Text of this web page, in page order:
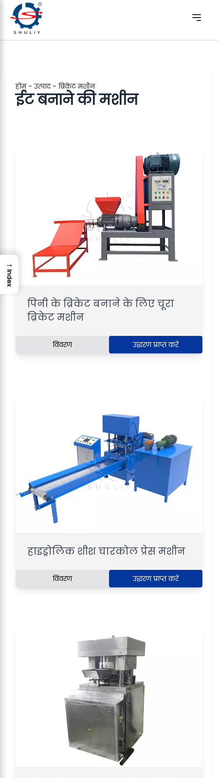
होम-उत्पाद- ब्रिकेट मशीन
ईट बनाने की मशीन
पिनी के ब्रिकेट बनाने के लिए चूरा
ब्रिकेट मशीन
विवरण उद्धरण प्राप्त करें
हाइड्रोलिक शीश चारकोल प्रेस मशीन
विवरण उद्धरण प्राप्त करें
→
Index